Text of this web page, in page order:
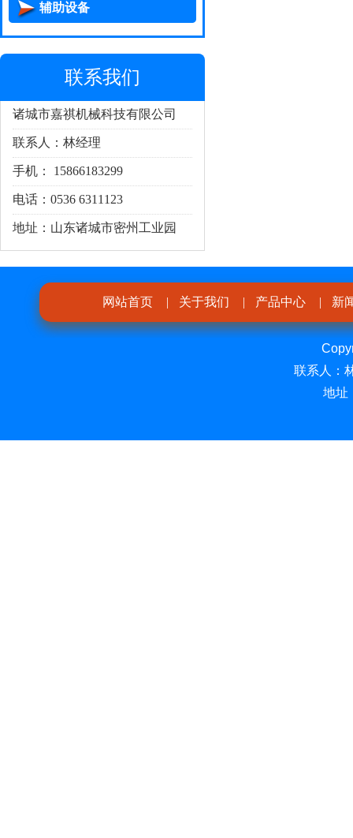
辅助设备
联系我们
诸城市嘉祺机械科技有限公司
联系人：林经理
手机： 15866183299
电话：0536 6311123
地址：山东诸城市密州工业园
网站首页 | 关于我们 | 产品中心 | 新
联系人：
地址